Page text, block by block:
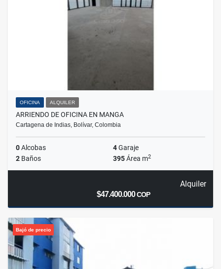
OFICINA ALQUILER
ARRIENDO DE OFICINA EN MANGA
Cartagena de Indias, Bolívar, Colombia
0Alcobas 4Garaje
2 Baños 395Área m2
Alquiler
$47.400.000COP
Bajó de precio